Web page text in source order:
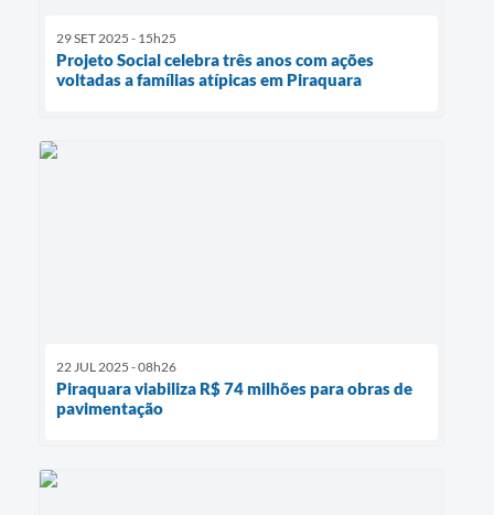
29 SET 2025 - 15h25
Projeto Social celebra três anos com ações
voltadas a famílias atípicas em Piraquara
22 JUL 2025 - 08h26
Piraquara viabiliza R$ 74 milhões para obras de
pavimentação